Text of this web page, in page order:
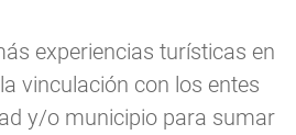
experiencias turísticas en
vinculación con los entes
y/o municipio para sumar